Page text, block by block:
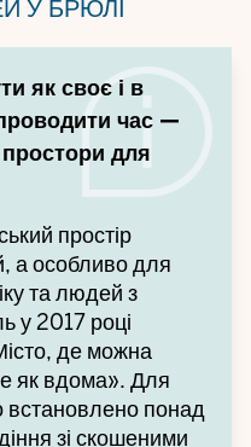
У БРЮЛІ
як своє і в
час —
для
простір
а особливо для
та людей з
у 2017 році
де можна
як вдома». Для
встановлено понад
зі скошеними